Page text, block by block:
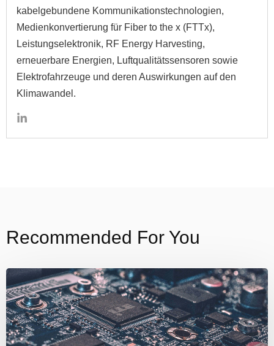
kabelgebundene Kommunikationstechnologien,
Medienkonvertierung für Fiber to the x (FTTx),
Leistungselektronik, RF Energy Harvesting,
erneuerbare Energien, Luftqualitätssensoren sowie
Elektrofahrzeuge und deren Auswirkungen auf den
Klimawandel.
Recommended For You